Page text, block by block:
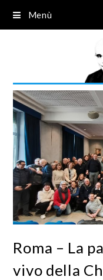
Menù
Roma – La
vivo della